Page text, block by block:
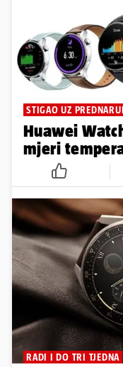
STIGAO UZ
Huawei
mjeri
RADI I DO TRI TJEDNA